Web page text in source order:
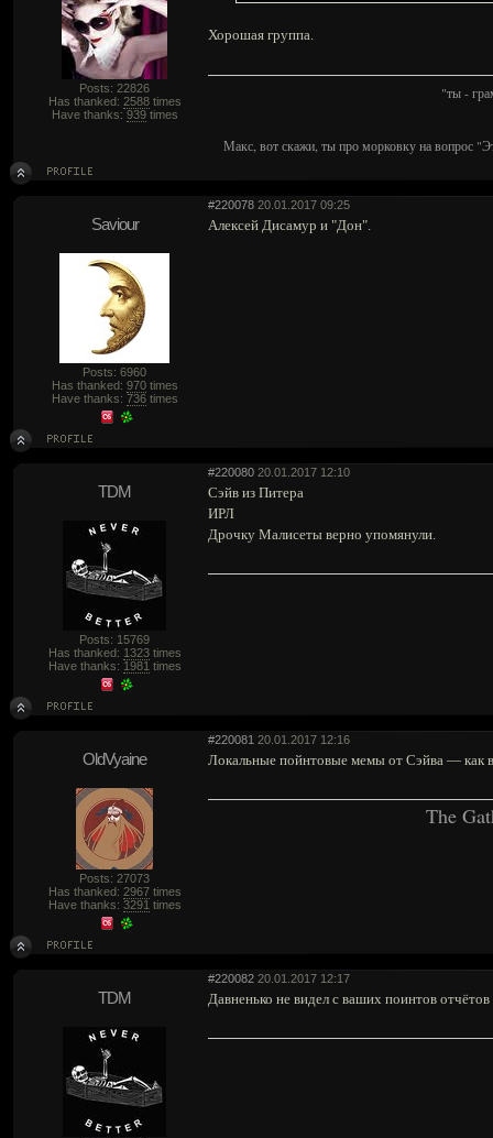
Posts: 22826
Has thanked: 2588times
Have thanks: 939times
Хорошая группа.
"ты -
Макс, вот скажи, ты про морковку на вопрос
#220078 20.01.2017 09:25
Saviour
Posts: 6960
Has thanked: 970times
Have thanks: 736times
Алексей Дисамур и "Дон".
#220080 20.01.2017 12:10
TDM
Posts: 15769
Has thanked: 1323times
Have thanks: 1981 times
Сэйв из Питера
ИРЛ
Дрочку Малисеты верно упомянули.
#220081 20.01.2017 12:16
OldVyaine
Posts: 27073
Has thanked: 2967times
Have thanks: 3291 times
Локальные пойнтовые мемы от Сэйва — как
The
#220082 20.01.2017 12:17
TDM Давненько не видел с ваших поинтов отчётов